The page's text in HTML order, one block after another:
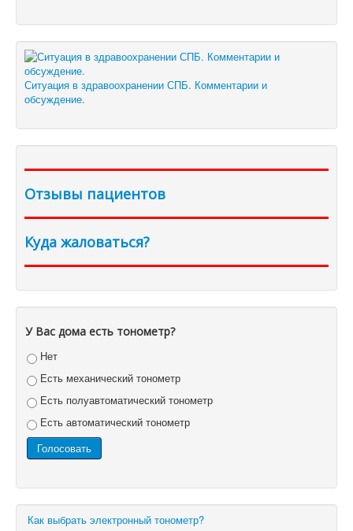
Ситуация в здравоохранении СПБ. Комментарии и
обсуждение.
Отзывы пациентов
Куда жаловаться?
У Вас дома есть тонометр?
Нет
Есть механический тонометр
Есть полуавтоматический тонометр
Есть автоматический тонометр
Как выбрать электронный тонометр?